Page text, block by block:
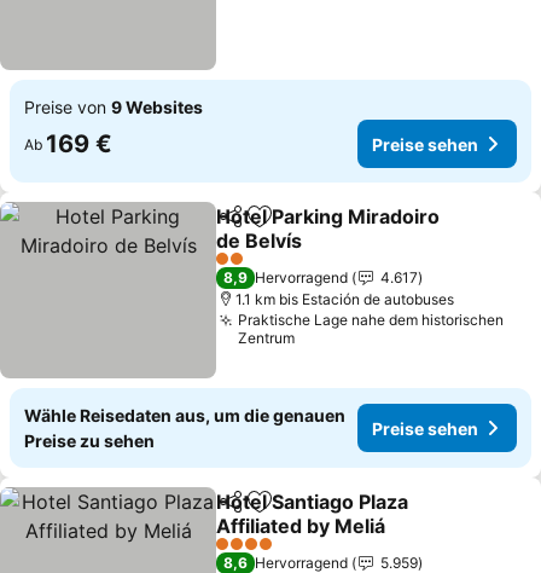
Preise von 9 Websites
Ab 169 € Preise sehen
TeilenZu Favoriten hinzufügen
Hotel Parking Miradoiro
de Belvís
2 Sterne
8,9 Hervorragend
4.617
1.1 km bis Estación de autobuses
Praktische Lage nahe dem historischen
Zentrum
Wähle Reisedaten aus, um die genauen
Preise zu sehen
Preise sehen
TeilenZu Favoriten hinzufügen
Hotel Santiago Plaza
Affiliated by Meliá
4 Sterne
8,6 Hervorragend
5.959